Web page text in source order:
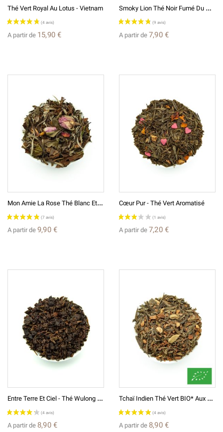
(8 avis)
Thé Vert Royal Au Lotus - Vietnam
A partir de 15,90 €
S
Moky Lion Thé Noir Fumé Du Malawi
A partir de 7,90 €
M
On Amie La Rose Thé Blanc Et Vert Aromatisé
A partir de 9,90 €
Cœur Pur - Thé Vert Aromatisé
A partir de 7,20 €
E
Ntre Terre Et Ciel - Thé Wulong & Vert Aromatisé
A partir de 8,90 €
T
Chaï Indien Thé Vert BIO* Aux Épices (Massala)
A partir de 8,90 €